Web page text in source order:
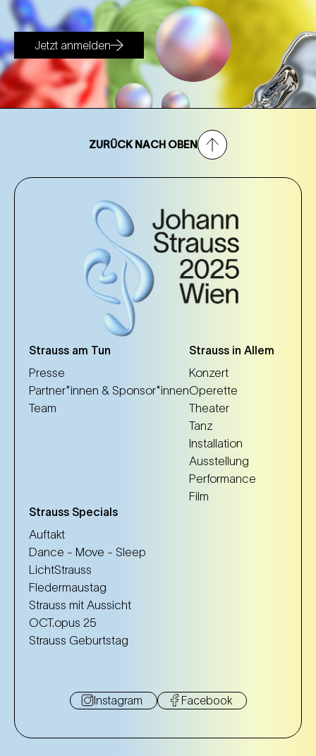
Jetzt anmelden
ZURÜCK NACH OBEN
Strauss am Tun
Presse
Partner*innen & Sponsor*innen
Team
Strauss in Allem
Konzert
Operette
Theater
Tanz
Installation
Ausstellung
Performance
Film
Strauss Specials
Auftakt
Dance - Move - Sleep
LichtStrauss
Fledermaustag
Strauss mit Aussicht
OCT.opus 25
Strauss Geburtstag
Instagram Facebook